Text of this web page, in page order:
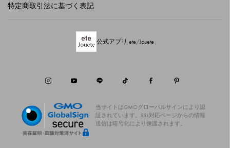
特定商取引法に基づく表記
公式アプリ ete/Jouete
当サイトはGMOグローバルサインにより認
証されています。
SSL対応ページからの情報
送信は暗号化により保護されます。